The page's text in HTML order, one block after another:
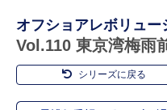
オフショアレボリュー
Vol.110 東京湾梅雨
シリーズに戻る